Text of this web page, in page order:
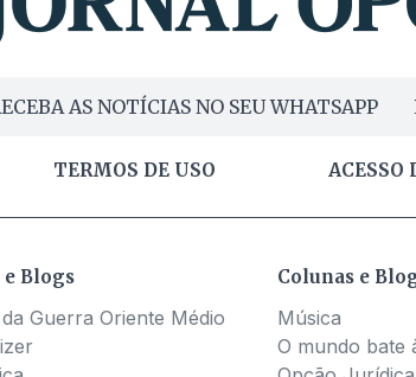
AS NOTÍCIAS NO SEU WHATSAPP
TERMOS DE USO ACESSO
e Blogs
Guerra Oriente Médio
Colunas e
Música
O mundo bate